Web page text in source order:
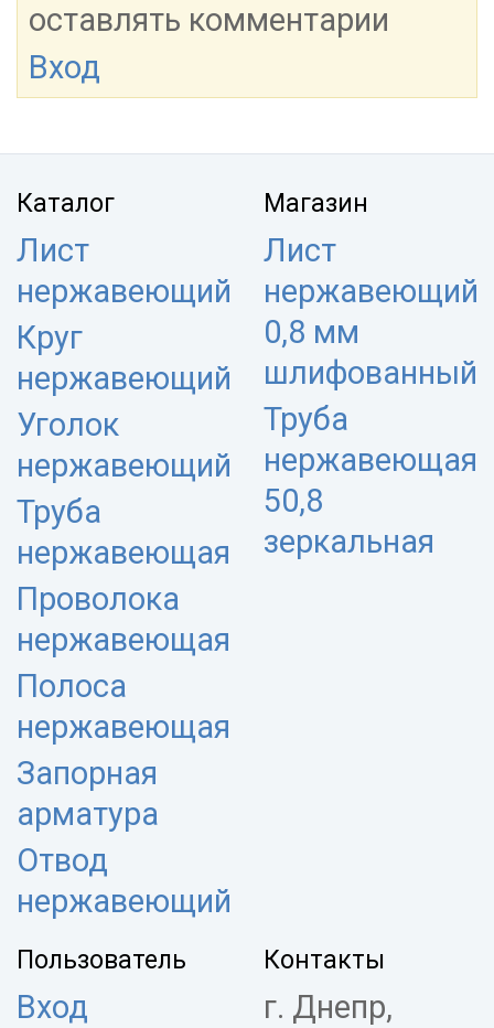
оставлять комментарии
Вход
Каталог
Лист
нержавеющий
Круг
нержавеющий
Уголок
нержавеющий
Труба
нержавеющая
Проволока
нержавеющая
Полоса
нержавеющая
Запорная
арматура
Отвод
нержавеющий
Магазин
Лист
нержавеющий
0,8 мм
шлифованный
Труба
нержавеющая
50,8
зеркальная
Пользователь
Вход
Контакты
г. Днепр,